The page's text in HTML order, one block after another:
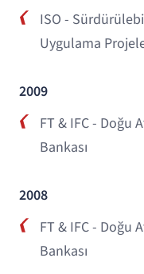
ISO -
Uygulama
2009
FT & IFC - Doğu
Bankası
2008
FT & IFC - Doğu
Bankası